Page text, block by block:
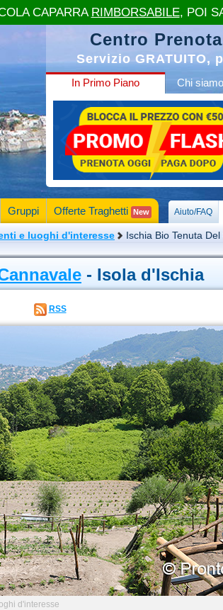
Centro
Servizio GRATUITO,
In Primo Piano Chi
Gruppi Offerte Traghetti New Aiuto/FAQ
e luoghi d'interesse Ischia Bio Tenuta
- Isola d'Ischia
RSS
d'interesse
CAPARRA RIMBORSABILE, POI